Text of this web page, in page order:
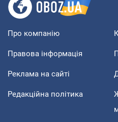
Про компанію
Правова інформація
Реклама на сайті
Редакційна політика